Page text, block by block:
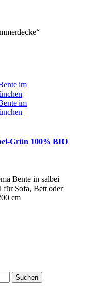
Grün 100% BIO
Bente in salbei
für Sofa, Bett oder
cm
Suchen